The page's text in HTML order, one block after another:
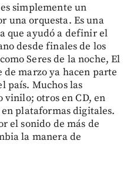
simplemente un
una orquesta. Es una
que ayudó a definir el
desde finales de los
Seres de la noche, El
marzo ya hacen parte
país. Muchos las
vinilo; otros en CD, en
plataformas digitales.
el sonido de más de
la manera de